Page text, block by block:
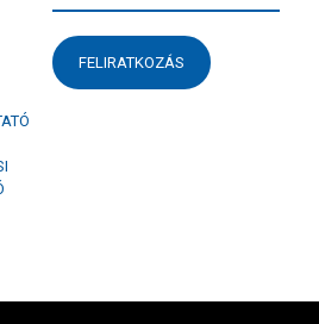
FELIRATKOZÁS